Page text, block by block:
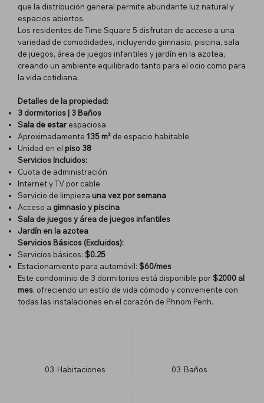
que la distribución general permite abundante luz natural y
espacios abiertos.
Los residentes de Time Square 5 disfrutan de acceso a una
variedad de comodidades, incluyendo gimnasio, piscina, sala
de juegos, área de juegos infantiles y jardín en la azotea,
creando un ambiente equilibrado tanto para el ocio como para
la vida cotidiana.
Detalles de la propiedad:
3 dormitorios | 3 Baños
Sala de estar espaciosa
Aproximadamente 135 m² de espacio habitable
Unidad en el piso 38
Servicios Incluidos:
Cuota de administración
Internet y TV por cable
Servicio de limpieza una vez por semana
Acceso a gimnasio y piscina
Sala de juegos y área de juegos infantiles
Jardín en la azotea
Servicios Básicos (Excluidos):
Servicios básicos: $0.25
Estacionamiento para automóvil: $60/mes
Este condominio de 3 dormitorios está disponible por $2000 al
mes, ofreciendo un estilo de vida cómodo y conveniente con
todas las instalaciones en el corazón de Phnom Penh.
03 Habitaciones 03 Baños